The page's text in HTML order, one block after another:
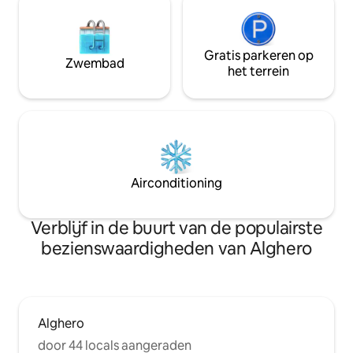
Zwembad
Gratis parkeren op
het terrein
Airconditioning
Verblijf in de buurt van de populairste
bezienswaardigheden van Alghero
Alghero
door 44 locals aangeraden